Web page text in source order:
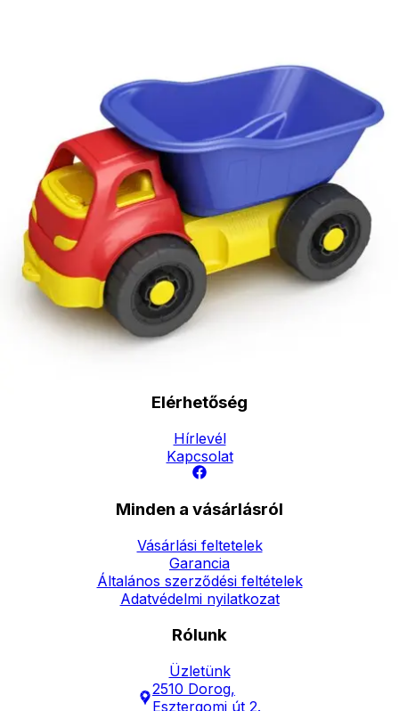
Asztali játékok
Nyári játékok
- Homokozójátékok
- Műanyag hajók
- Hinta, csúszda
- Ütők, dobálók
- Strandcikkek
- Egyéb nyári játékok
Lábbal hajtós
járművek
Téli játékok
plató
segítségével
minden
építőanyag a
megfelel helyre
kerül. Mérete:
36* 18 cm
2990
Darab
Kosárba
Szállítás:
- Csomagautomata: 1190
forinttól
- Házhozszállítás: 2190
forinttól
Elérhetőség
Hírlevél
Kapcsolat
Minden a vásárlásról
Vásárlási feltetelek
Garancia
Általános szerződési feltételek
Adatvédelmi nyilatkozat
Rólunk
Üzletünk
2510 Dorog,
Esztergomi út 2.